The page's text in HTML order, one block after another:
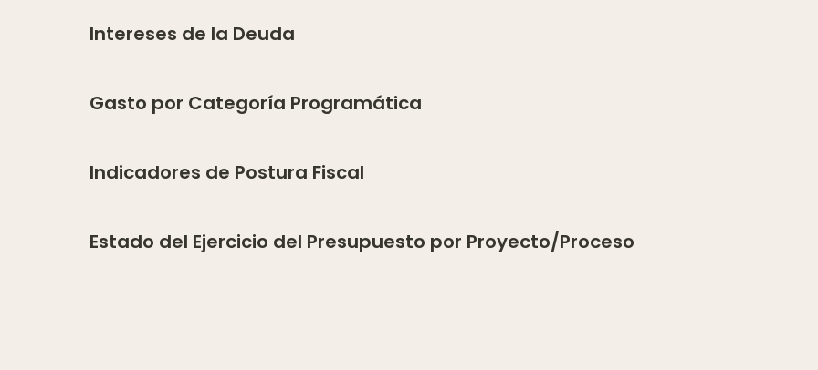
Intereses de la Deuda
Gasto por Categoría Programática
Indicadores de Postura Fiscal
Estado del Ejercicio del Presupuesto por Proyecto/Proceso